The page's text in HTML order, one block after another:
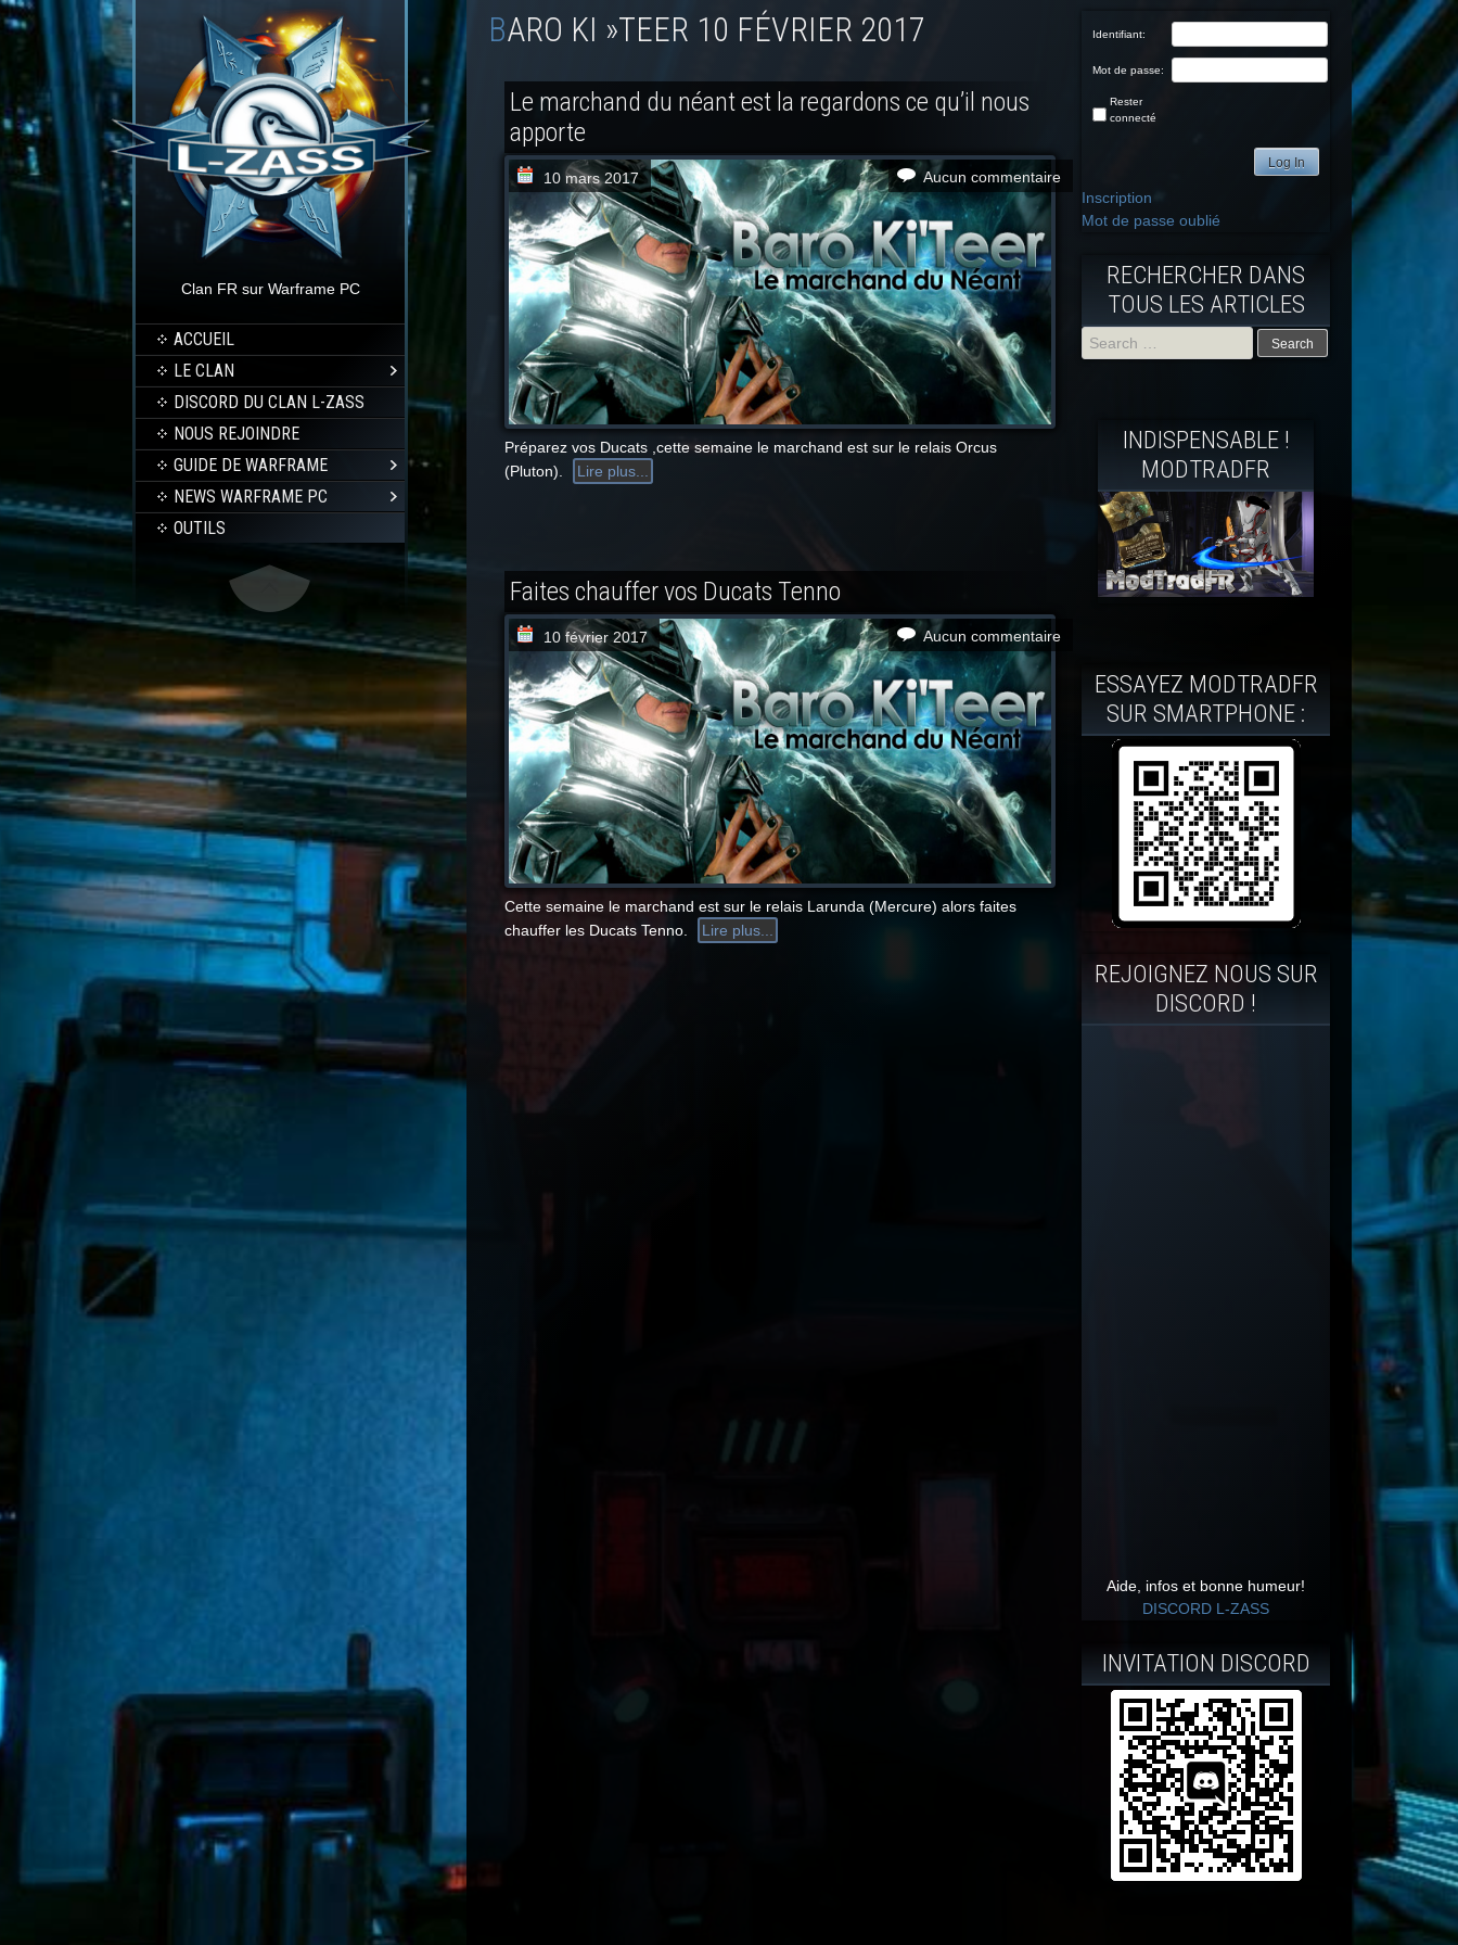
Clan FR sur Warframe PC
ACCUEIL
LE CLAN
DISCORD DU CLAN L-ZASS
NOUS REJOINDRE
GUIDE DE WARFRAME
NEWS WARFRAME PC
OUTILS
BARO KI »TEER 10 FÉVRIER 2017
Le marchand du néant est la regardons ce qu’il nous
apporte
10 mars 2017 Aucun commentaire
Préparez vos Ducats ,cette semaine le marchand est sur le relais Orcus
(Pluton).
Lire plus...
Faites chauffer vos Ducats Tenno
10 février 2017 Aucun commentaire
Cette semaine le marchand est sur le relais Larunda (Mercure) alors faites
chauffer les Ducats Tenno.
Lire plus...
Identifiant:
Mot de passe:
Rester
connecté
Log In
Inscription
Mot de passe oublié
RECHERCHER DANS
TOUS LES ARTICLES
INDISPENSABLE !
MODTRADFR
ESSAYEZ MODTRADFR
SUR SMARTPHONE :
REJOIGNEZ NOUS SUR
DISCORD !
Aide, infos et bonne humeur!
DISCORD L-ZASS
INVITATION DISCORD